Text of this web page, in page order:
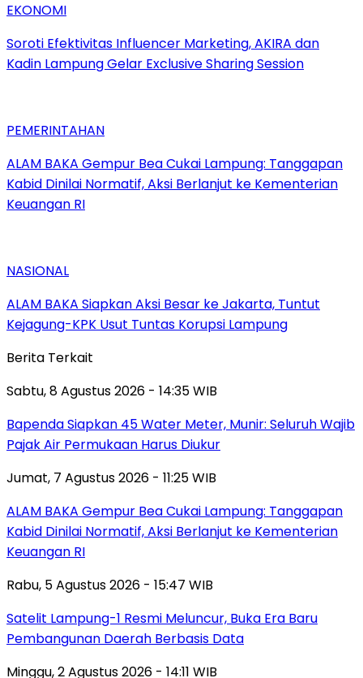
EKONOMI
Soroti Efektivitas Influencer Marketing, AKIRA dan
Kadin Lampung Gelar Exclusive Sharing Session
PEMERINTAHAN
ALAM BAKA Gempur Bea Cukai Lampung: Tanggapan
Kabid Dinilai Normatif, Aksi Berlanjut ke Kementerian
Keuangan RI
NASIONAL
ALAM BAKA Siapkan Aksi Besar ke Jakarta, Tuntut
Kejagung-KPK Usut Tuntas Korupsi Lampung
Berita Terkait
Sabtu, 8 Agustus 2026 - 14:35 WIB
‎Bapenda Siapkan 45 Water Meter, Munir: Seluruh Wajib
Pajak Air Permukaan Harus Diukur
Jumat, 7 Agustus 2026 - 11:25 WIB
ALAM BAKA Gempur Bea Cukai Lampung: Tanggapan
Kabid Dinilai Normatif, Aksi Berlanjut ke Kementerian
Keuangan RI
Rabu, 5 Agustus 2026 - 15:47 WIB
Satelit Lampung-1 Resmi Meluncur, Buka Era Baru
Pembangunan Daerah Berbasis Data
Minggu, 2 Agustus 2026 - 14:11 WIB